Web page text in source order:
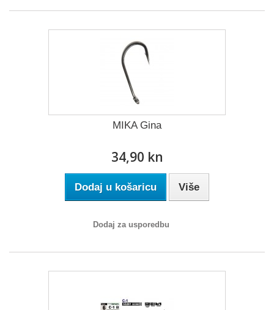
MIKA Gina
34,90 kn
Dodaj u košaricu Više
Dodaj za usporedbu